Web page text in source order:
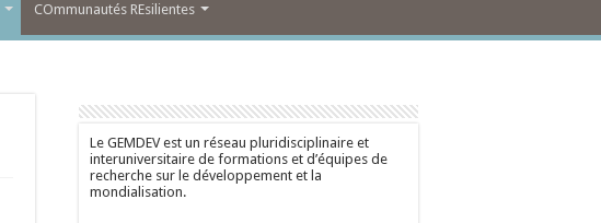
COmmunautés REsilientes
Le GEMDEV est un réseau pluridisciplinaire et
interuniversitaire de formations et d’équipes de
recherche sur le développement et la
mondialisation.